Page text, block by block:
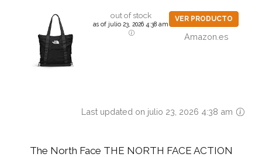
out of stock
as of julio 23, 2026 4:38 am
VER PRODUCTO
Amazon.es
Last updated on julio 23, 2026 4:38 am
The North Face THE NORTH FACE ACTION